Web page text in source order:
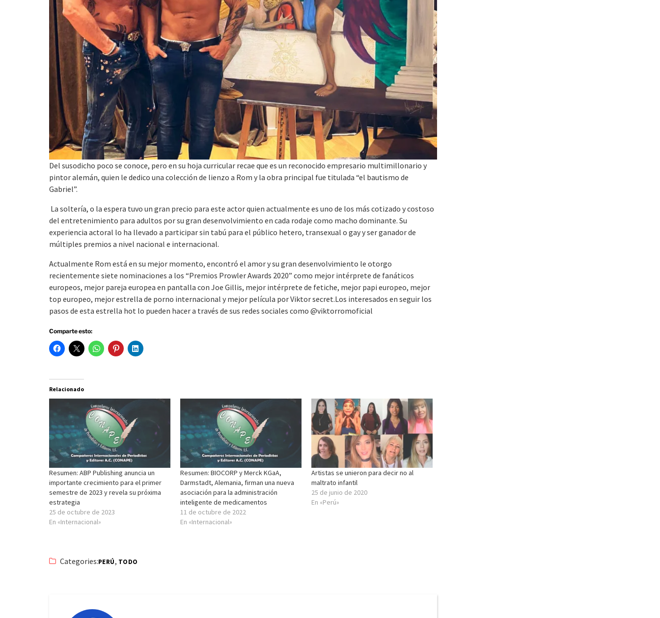
Del susodicho poco se conoce, pero en su hoja curricular recae que es un reconocido empresario multimillonario y
pintor alemán, quien le dedico una colección de lienzo a Rom y la obra principal fue titulada “el bautismo de
Gabriel”.
La soltería, o la espera tuvo un gran precio para este actor quien actualmente es uno de los más cotizado y costoso
del entretenimiento para adultos por su gran desenvolvimiento en cada rodaje como macho dominante. Su
experiencia actoral lo ha llevado a participar sin tabú para el público hetero, transexual o gay y ser ganador de
múltiples premios a nivel nacional e internacional.
Actualmente Rom está en su mejor momento, encontró el amor y su gran desenvolvimiento le otorgo
recientemente siete nominaciones a los “Premios Prowler Awards 2020” como mejor intérprete de fanáticos
europeos, mejor pareja europea en pantalla con Joe Gillis, mejor intérprete de fetiche, mejor papi europeo, mejor
top europeo, mejor estrella de porno internacional y mejor película por Viktor secret.Los interesados en seguir los
pasos de esta estrella hot lo pueden hacer a través de sus redes sociales como @viktorromoficial
Comparte esto:
Relacionado
Resumen: ABP Publishing anuncia un
importante crecimiento para el primer
semestre de 2023 y revela su próxima
estrategia
25 de octubre de 2023
En «Internacional»
Resumen: BIOCORP y Merck KGaA,
Darmstadt, Alemania, firman una nueva
asociación para la administración
inteligente de medicamentos
11 de octubre de 2022
En «Internacional»
Artistas se unieron para decir no al
maltrato infantil
25 de junio de 2020
En «Perú»
Categories:PERÚ, TODO